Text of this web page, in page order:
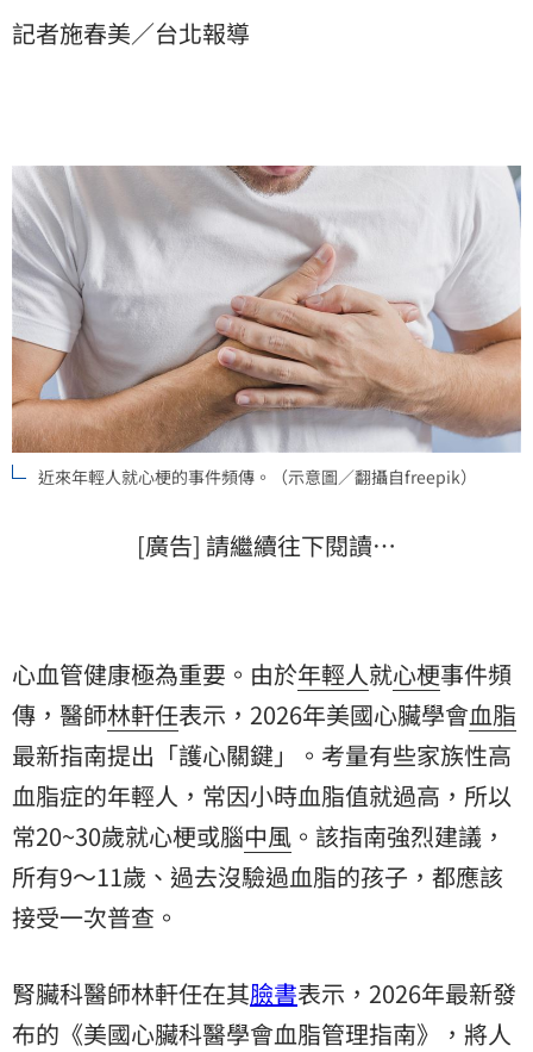
子，都應該接受一次普查。
記者施春美／台北報導
近來年輕人就心梗的事件頻傳。（示意圖／翻攝自freepik）
[廣告] 請繼續往下閱讀…
心血管健康極為重要。由於年輕人就心梗事件頻
傳，醫師林軒任表示，2026年美國心臟學會血脂
最新指南提出「護心關鍵」。考量有些家族性高
血脂症的年輕人，常因小時血脂值就過高，所以
常20~30歲就心梗或腦中風 。該指南強烈建議，
所有9～11歲、過去沒驗過血脂的孩子，都應該
接受一次普查。
腎臟科醫師林軒任在其臉書表示，2026年最新發
布的《美國心臟科醫學會血脂管理指南》，將人